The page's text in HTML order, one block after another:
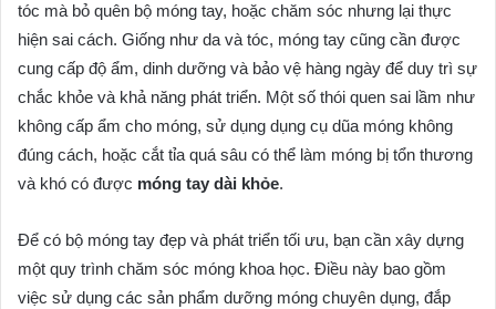
tóc mà bỏ quên bộ móng tay, hoặc chăm sóc nhưng lại thực
hiện sai cách. Giống như da và tóc, móng tay cũng cần được
cung cấp độ ẩm, dinh dưỡng và bảo vệ hàng ngày để duy trì sự
chắc khỏe và khả năng phát triển. Một số thói quen sai lầm như
không cấp ẩm cho móng, sử dụng dụng cụ dũa móng không
đúng cách, hoặc cắt tỉa quá sâu có thể làm móng bị tổn thương
và khó có được móng tay dài khỏe.
Để có bộ móng tay đẹp và phát triển tối ưu, bạn cần xây dựng
một quy trình chăm sóc móng khoa học. Điều này bao gồm
việc sử dụng các sản phẩm dưỡng móng chuyên dụng, đắp